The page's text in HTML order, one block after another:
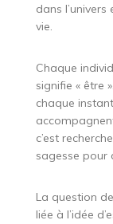
dans
vie.
Chaque
signifie « être
chaque
c’est
sagesse pour
La question
liée à l’idée